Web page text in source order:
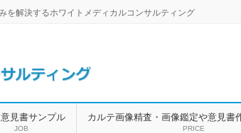
を解決するホワイトメディカルコンサルティング
見書サンプル
JOB
カルテ画像精査・画像鑑定や意見書
PRICE